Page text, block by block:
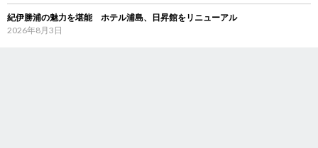
紀伊勝浦の魅力を堪能 ホテル浦島、日昇館をリニューアル
2026年8月3日